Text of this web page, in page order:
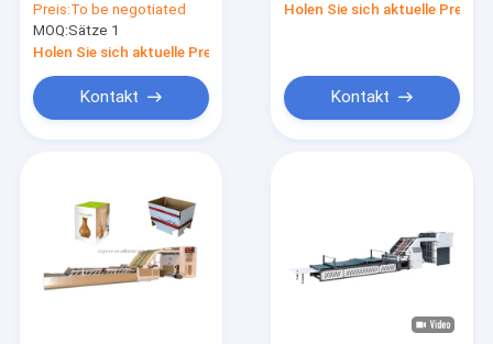
Wellpappen-
Laminiermaschine
Soems 5T
Preis:To be negotiated
MOQ:Sätze 1
Holen Sie sich aktuelle Preis
Kontakt
Maschine Max
Holen Sie sich aktuelle Preis
Kontakt